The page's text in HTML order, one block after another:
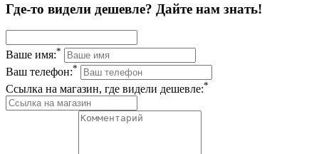
Где-то видели дешевле? Дайте нам знать!
Ваше имя:*
Ваш телефон:*
Ссылка на магазин, где видели дешевле:*